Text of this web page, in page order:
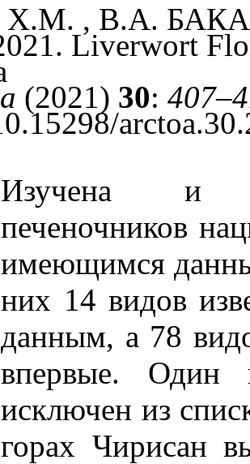
, В.А.
Liverwort
(2021) 30:
Изучена и
печеночников
имеющимся
них 14 видов
данным, а 78
впервые. Один
исключен из
горах Чирисан